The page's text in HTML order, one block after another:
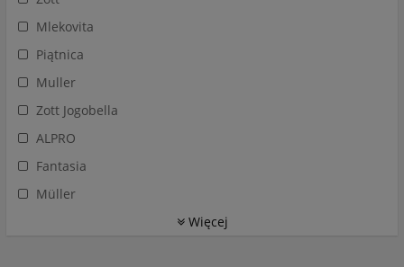
Mlekovita
Piątnica
Muller
Zott Jogobella
ALPRO
Fantasia
Müller
Więcej